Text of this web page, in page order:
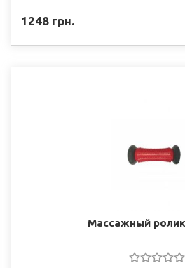
1248 грн.
Массажный